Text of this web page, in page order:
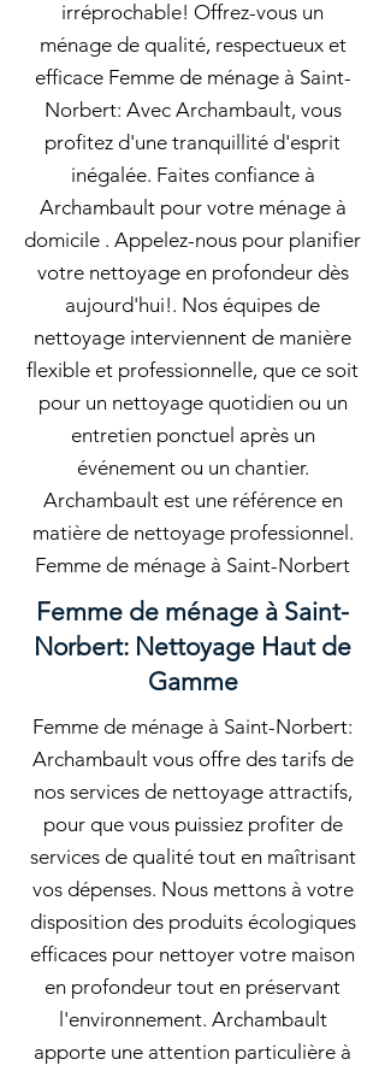
irréprochable! Offrez-vous un
ménage de qualité, respectueux et
efficace Femme de ménage à Saint-
Norbert: Avec Archambault, vous
profitez d'une tranquillité d'esprit
inégalée. Faites confiance à
Archambault pour votre ménage à
domicile . Appelez-nous pour planifier
votre nettoyage en profondeur dès
aujourd'hui!. Nos équipes de
nettoyage interviennent de manière
flexible et professionnelle, que ce soit
pour un nettoyage quotidien ou un
entretien ponctuel après un
événement ou un chantier.
Archambault est une référence en
matière de nettoyage professionnel.
Femme de ménage à Saint-Norbert
Femme de ménage à Saint-
Norbert: Nettoyage Haut de
Gamme
Femme de ménage à Saint-Norbert:
Archambault vous offre des tarifs de
nos services de nettoyage attractifs,
pour que vous puissiez profiter de
services de qualité tout en maîtrisant
vos dépenses. Nous mettons à votre
disposition des produits écologiques
efficaces pour nettoyer votre maison
en profondeur tout en préservant
l'environnement. Archambault
apporte une attention particulière à